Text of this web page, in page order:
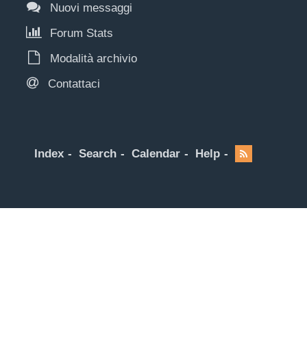
Nuovi messaggi
Forum Stats
Modalità archivio
Contattaci
Index Search Calendar Help